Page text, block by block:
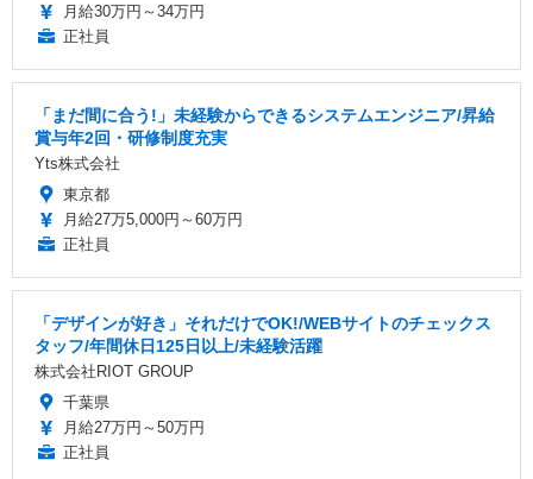
月給30万円～34万円
正社員
「まだ間に合う!」未経験からできるシステムエンジニア/昇給
賞与年2回・研修制度充実
Yts株式会社
東京都
月給27万5,000円～60万円
正社員
「デザインが好き」それだけでOK!/WEBサイトのチェックス
タッフ/年間休日125日以上/未経験活躍
株式会社RIOT GROUP
千葉県
月給27万円～50万円
正社員